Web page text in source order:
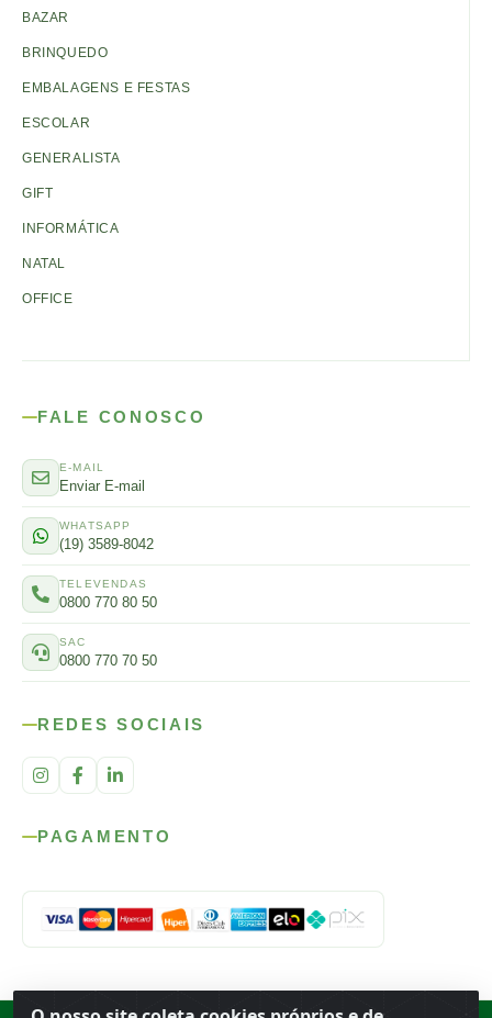
BAZAR
BRINQUEDO
EMBALAGENS E FESTAS
ESCOLAR
GENERALISTA
GIFT
INFORMÁTICA
NATAL
OFFICE
FALE CONOSCO
E-MAIL
Enviar E-mail
WHATSAPP
(19) 3589-8042
TELEVENDAS
0800 770 80 50
SAC
0800 770 70 50
REDES SOCIAIS
PAGAMENTO